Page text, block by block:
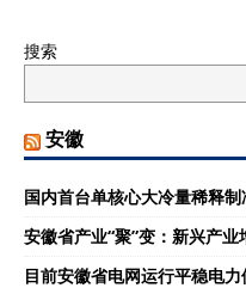
搜索
安徽
国内首台单核心大冷量稀释
安徽省产业“聚”变：新兴产
目前安徽省电网运行平稳电